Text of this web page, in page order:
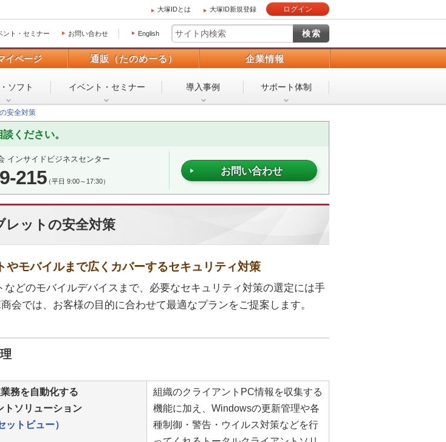
大塚IDとは 大塚ID新規登録 ログイン
ント・セミナー お問い合わせ English
イページ 通販（たのめーる） 企業情報
ソフト イベント・ セミナー 導入事例 サポート体制
安全対策
ください。
インサイドビジネスセンター
215（平日 9:00～17:30）
お問い合わせ
レットの安全対策
やモバイルまで広くカバーするセキュリティ対策
などのモバイルデバイスまで、必要なセキュリティ対策の選定には手
会では、お客様の目的に合わせて最適なプランをご提案します。
務を自動化する
トソリューション
トビュー）
組織のクライアントPC情報を収集する
機能に加え、Windowsの更新管理や各
種制御・警告・ウイルス対策などを行